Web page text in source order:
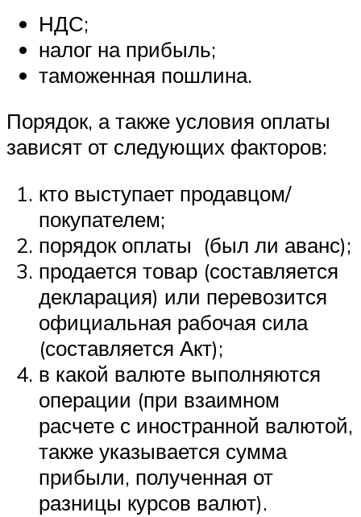
НДС;
налог на прибыль;
таможенная пошлина.
Порядок, а также условия оплаты
зависят от следующих факторов:
кто выступает продавцом/
покупателем;
порядок оплаты (был ли аванс);
продается товар (составляется
декларация) или перевозится
официальная рабочая сила
(составляется Акт);
в какой валюте выполняются
операции (при взаимном
расчете с иностранной валютой,
также указывается сумма
прибыли, полученная от
разницы курсов валют).